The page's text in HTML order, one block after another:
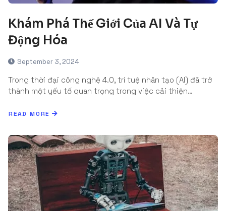
Khám Phá Thế Giới Của AI Và Tự
Động Hóa
September 3, 2024
Trong thời đại công nghệ 4.0, trí tuệ nhân tạo (AI) đã trở
thành một yếu tố quan trọng trong việc cải thiện…
READ MORE